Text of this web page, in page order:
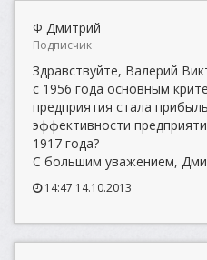
Ф Дмитрий
Подписчик
Здравствуйте, Валерий
с 1956 года основным
предприятия стала
эффективности
1917 года?
С большим уважением,
14:47 14.10.2013